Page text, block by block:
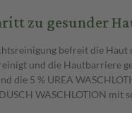
zu gesunder
befreit die
und die Hautbarriere
die 5 % UREA
WASCHLOTION